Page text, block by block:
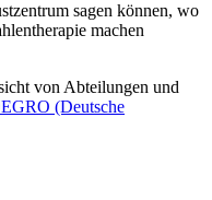
sagen können, wo
machen
von Abteilungen und
(Deutsche